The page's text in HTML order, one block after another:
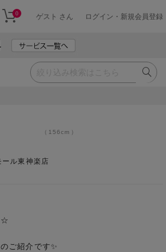
0 ゲスト さん ログイン・新規会員登録
ール東神楽店
156cm
☆
ご紹介です✨